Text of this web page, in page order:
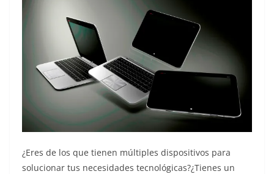
¿Eres de los que tienen múltiples dispositivos para
solucionar tus necesidades tecnológicas?¿Tienes un